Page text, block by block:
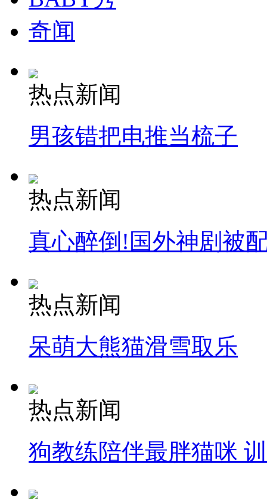
奇闻
热点新闻
男孩错把电推当梳子
热点新闻
真心醉倒!国外神剧被
热点新闻
呆萌大熊猫滑雪取乐
热点新闻
狗教练陪伴最胖猫咪